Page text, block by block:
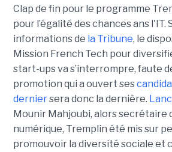
Clap de fin pour le programme
pour l’égalité des chances ans l'IT.
informations de la Tribune, le
Mission French Tech pour
start-ups va s’interrompre, faute
promotion qui a ouvert ses
derniersera donc la dernière.
Mounir Mahjoubi, alors secrétaire
numérique, Tremplin été mis sur
promouvoir la diversité sociale et